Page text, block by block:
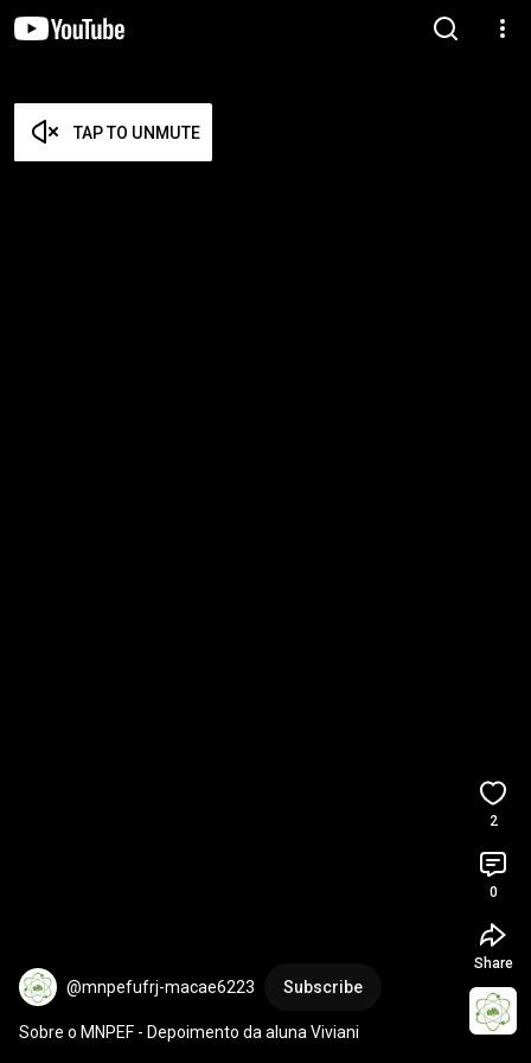
TAP TO UNMUTE
@mnpefufrj-macae6223 Subscribe
Sobre o MNPEF - Depoimento da aluna Viviani
2
0
Share